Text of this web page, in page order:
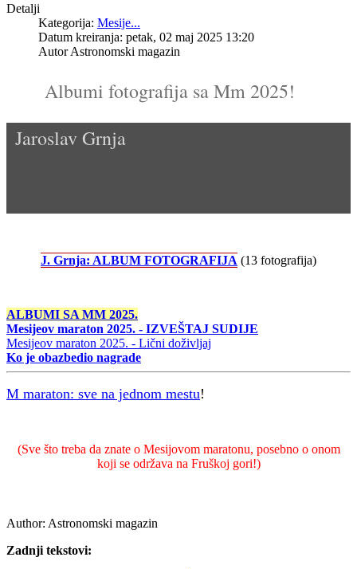
Detalji
Kategorija: Mesije...
Datum kreiranja: petak, 02 maj 2025 13:20
AutorAstronomski magazin
Albumi fotografija sa Mm 2025!
Jaroslav Grnja
J. Grnja: ALBUM FOTOGRAFIJA (13 fotografija)
ALBUMI SA MM 2025.
Mesijeov maraton 2025. - IZVEŠTAJ SUDIJE
Mesijeov maraton 2025. - Lični doživljaj
Ko je obazbedio nagrade
M maraton: sve na jednom mestu!
(Sve što treba da znate o Mesijovom maratonu, posebno o onom
koji se održava na Fruškoj gori!)
Author: Astronomski magazin
Zadnji tekstovi: